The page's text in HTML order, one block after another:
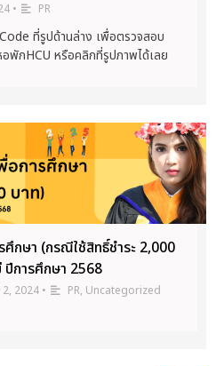
• PR
ที่รูปด้านล่าง เพื่อตรวจสอบ
พักHCU หรือคลิกที่รูปภาพได้เลย
ศึกษา (กรณีใช้สิทธิ์ชำระ 2,000
ปีการศึกษา 2568
2024 • PR, Uncategorized